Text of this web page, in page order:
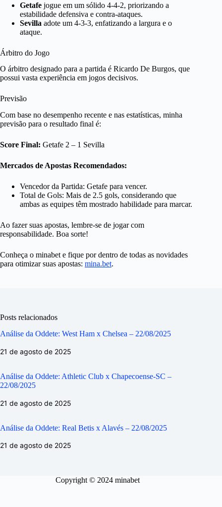
Getafe jogue em um sólido 4-4-2, priorizando a
estabilidade defensiva e contra-ataques.
Sevilla adote um 4-3-3, enfatizando a largura e o
ataque.
Árbitro do Jogo
O árbitro designado para a partida é Ricardo De Burgos, que
possui vasta experiência em jogos decisivos.
Previsão
Com base no desempenho recente e nas estatísticas, minha
previsão para o resultado final é:
Score Final: Getafe 2 – 1 Sevilla
Mercados de Apostas Recomendados:
Vencedor da Partida: Getafe para vencer.
Total de Gols: Mais de 2.5 gols, considerando que
ambas as equipes têm mostrado habilidade para marcar.
Ao fazer suas apostas, lembre-se de jogar com
responsabilidade. Boa sorte!
Conheça o minabet e fique por dentro de todas as novidades
para otimizar suas apostas: mina.bet.
Posts relacionados
Análise da Oddete: West Ham x Chelsea – 22/08/2025
21 de agosto de 2025
Análise da Oddete: Athletic Club x Chapecoense-SC –
22/08/2025
21 de agosto de 2025
Análise da Oddete: Real Betis x Alavés – 22/08/2025
21 de agosto de 2025
Copyright © 2024 minabet